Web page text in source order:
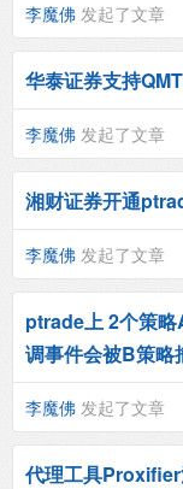
李魔佛 发起了文章
华泰证券支持
李魔佛 发起了文章
湘财证券开通
李魔佛 发起了文章
ptrade上 2个策
调事件会被B策略
李魔佛 发起了文章
代理工具